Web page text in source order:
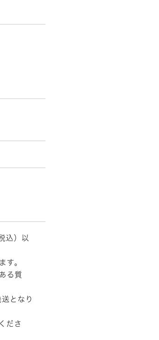
込）以
す。
る質
となり
ださ